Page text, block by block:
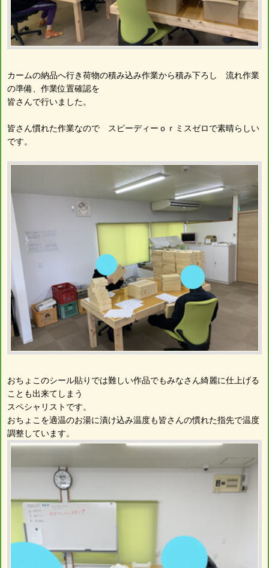
カームの納品へ行き荷物の積み込み作業から積み下ろし 流れ作業
の準備、作業位置確認を
皆さんで行いました。
皆さん慣れた作業なので スピーディーｏｒミスゼロで素晴らしい
です。
おちょこのシール貼りでは難しい作品でもみなさん綺麗に仕上げる
ことも出来てしまう
スペシャリストです。
おちょこを適温のお湯に漬け込み温度も皆さんの慣れた指先で温度
調整しています。